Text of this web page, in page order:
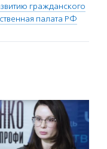
гражданского
палата РФ